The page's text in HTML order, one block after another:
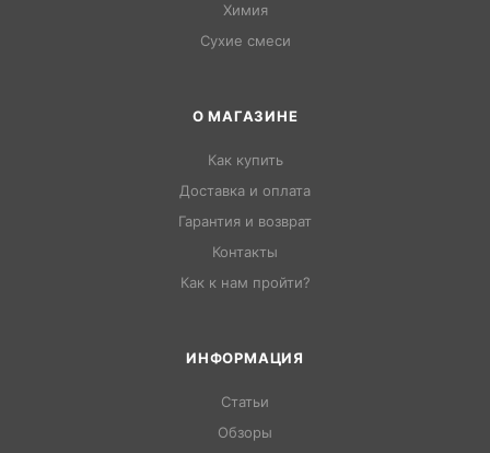
Химия
Сухие смеси
О МАГАЗИНЕ
Как купить
Доставка и оплата
Гарантия и возврат
Контакты
Как к нам пройти?
ИНФОРМАЦИЯ
Статьи
Обзоры